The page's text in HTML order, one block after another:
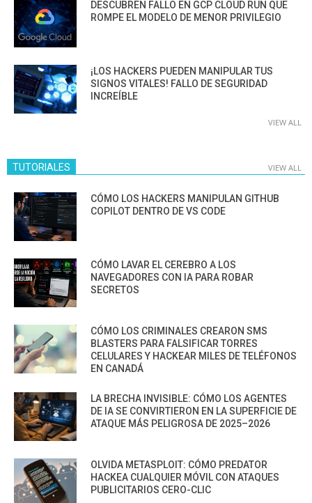
DESCUBREN FALLO EN GCP CLOUD RUN QUE
ROMPE EL MODELO DE MENOR PRIVILEGIO
¡LOS HACKERS PUEDEN MANIPULAR TUS
SIGNOS VITALES! FALLO DE SEGURIDAD
INCREÍBLE
VIEW ALL
TUTORIALES VIEW ALL
CÓMO LOS HACKERS MANIPULAN GITHUB
COPILOT DENTRO DE VS CODE
CÓMO LAVAR EL CEREBRO A LOS
NAVEGADORES CON IA PARA ROBAR
SECRETOS
CÓMO LOS CRIMINALES CREARON SMS
BLASTERS PARA FALSIFICAR TORRES
CELULARES Y HACKEAR MILES DE TELÉFONOS
EN CANADÁ
LA BRECHA INVISIBLE: CÓMO LOS AGENTES
DE IA SE CONVIRTIERON EN LA SUPERFICIE DE
ATAQUE MÁS PELIGROSA DE 2025–2026
OLVIDA METASPLOIT: CÓMO PREDATOR
HACKEA CUALQUIER MÓVIL CON ATAQUES
PUBLICITARIOS CERO-CLIC